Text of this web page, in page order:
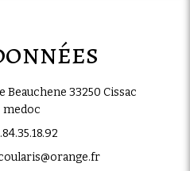
Beauchene 33250 Cissac
medoc